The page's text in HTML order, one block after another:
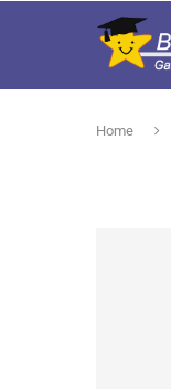
Home